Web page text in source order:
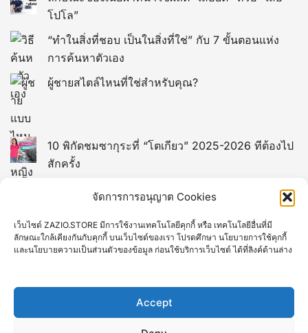
จัดการการอนุญาต Cookies
เว็บไซต์ ZAZIO.STORE มีการใช้งานเทคโนโลยีคุกกี้ หรือ เทคโนโลยีอื่นที่มี
ลักษณะใกล้เคียงกันกับคุกกี้ บนเว็บไซต์ของเรา โปรดศึกษา นโยบายการใช้คุกกี้
และนโยบายความเป็นส่วนตัวของข้อมูล ก่อนใช้บริการเว็บไซต์ ได้ที่ลิงค์ด้านล่าง
Accept
โปโล”
“ทำในสิ่งที่ชอบ เป็นในสิ่งที่ใช่” กับ 7 ขั้นตอนแห่ง
การค้นหาตัวเอง
ผู้ชายสไตล์ไหนที่ใช่สำหรับคุณ?
10 พิกัดชมซากุระที่ “โตเกียว” 2025-2026 ทีต้องไป
สักครั้ง
12 พิกัดที่เที่ยวยอดฮิตของมาเก๊า
16 จุดท่องเที่ยวไฮไลท์ของ “เวียดนาม” ที่ต้องไปเยือน